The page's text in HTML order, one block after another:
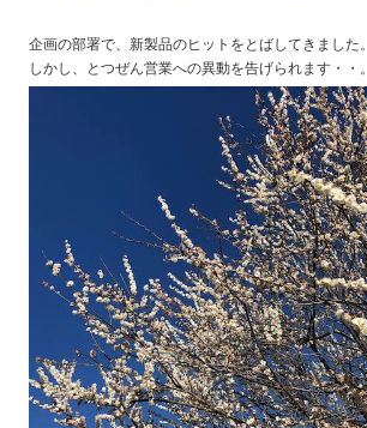
企画の部署で、新製品のヒットをとばしてきました。
しかし、とつぜん営業への異動を告げられます・・。